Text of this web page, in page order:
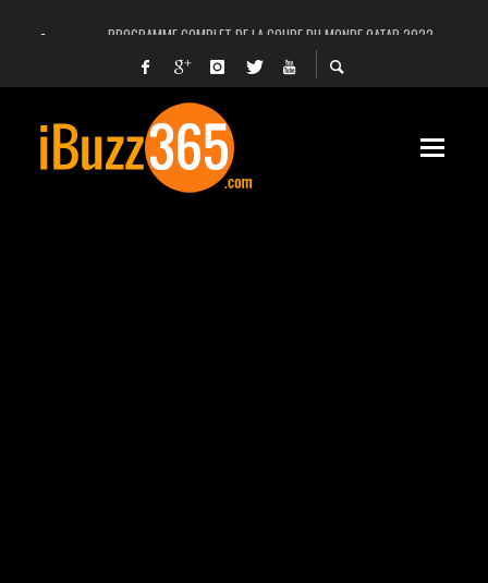
PROGRAMME COMPLET DE LA COUPE DU MONDE QATAR 2022
FACEBOOK, INSTAGRAM ET WHATSAPP HORS SERVICE! EST-CE UNE CYBER-
UNE VIDÉO 4K MONTRE LA PLANÈTE MARS EN ULTRA-HAUTE DÉFINITION
LANCEMENT DU PREMIER VOL HABITÉ DE SPACEX
DÉCÈS DE L’EX-PRÉSIDENT ZINE EL ABIDINE BEN ALI, SERA-T-IL ENTERRÉ EN